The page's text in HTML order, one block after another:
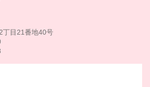
丁目21番地40号